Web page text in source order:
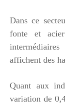
Dans ce
fonte et
affichent des
Quant aux
variation de